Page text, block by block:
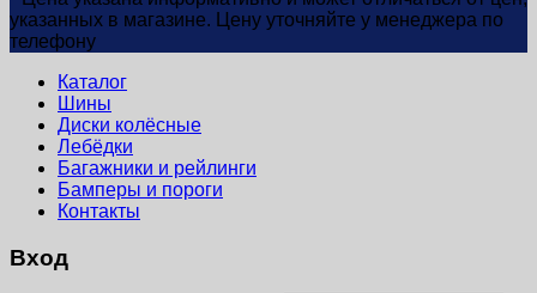
указанных в магазине. Цену уточняйте у менеджера по
телефону
Каталог
Шины
Диски колёсные
Лебёдки
Багажники и рейлинги
Бамперы и пороги
Контакты
Вход